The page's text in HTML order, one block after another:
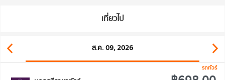
เที่ยวไป
ส.ค. 09, 2026
รถทัวร์